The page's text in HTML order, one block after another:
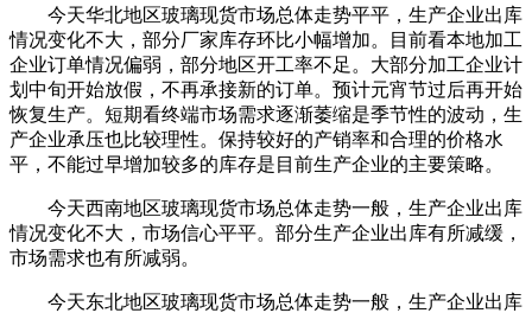
今天华北地区玻璃现货市场总体走势平平，生产企业出库
情况变化不大，部分厂家库存环比小幅增加。目前看本地加工
企业订单情况偏弱，部分地区开工率不足。大部分加工企业计
划中旬开始放假，不再承接新的订单。预计元宵节过后再开始
恢复生产。短期看终端市场需求逐渐萎缩是季节性的波动，生
产企业承压也比较理性。保持较好的产销率和合理的价格水
平，不能过早增加较多的库存是目前生产企业的主要策略。
今天西南地区玻璃现货市场总体走势一般，生产企业出库
情况变化不大，市场信心平平。部分生产企业出库有所减缓，
市场需求也有所减弱。
今天东北地区玻璃现货市场总体走势一般，生产企业出库